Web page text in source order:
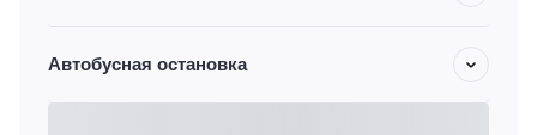
Автобусная остановка